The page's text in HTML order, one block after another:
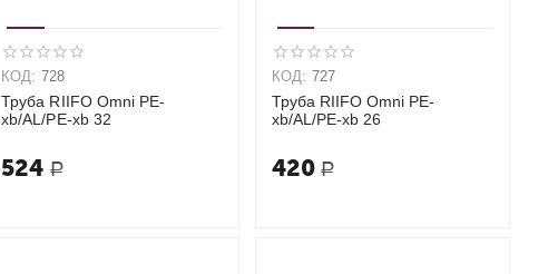
КОД: 728
Труба RIIFO Omni PE-
xb/AL/PE-xb 32
524 Р
КОД: 727
Труба RIIFO Omni PE-
xb/AL/PE-xb 26
420 Р